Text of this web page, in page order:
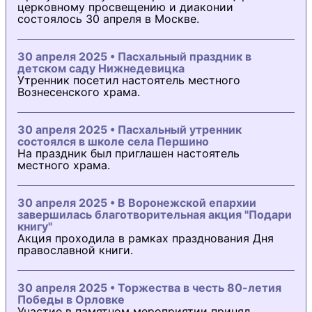
церковному просвещению и диаконии
состоялось 30 апреля в Москве.
30 апреля 2025 • Пасхальный праздник в
детском саду Нижнедевицка
Утренник посетил настоятель местного
Вознесенского храма.
30 апреля 2025 • Пасхальный утренник
состоялся в школе села Першино
На праздник был приглашен настоятель
местного храма.
30 апреля 2025 • В Воронежской епархии
завершилась благотворительная акция "Подари
книгу"
Акция проходила в рамках празднования Дня
православной книги.
30 апреля 2025 • Торжества в честь 80-летия
Победы в Орловке